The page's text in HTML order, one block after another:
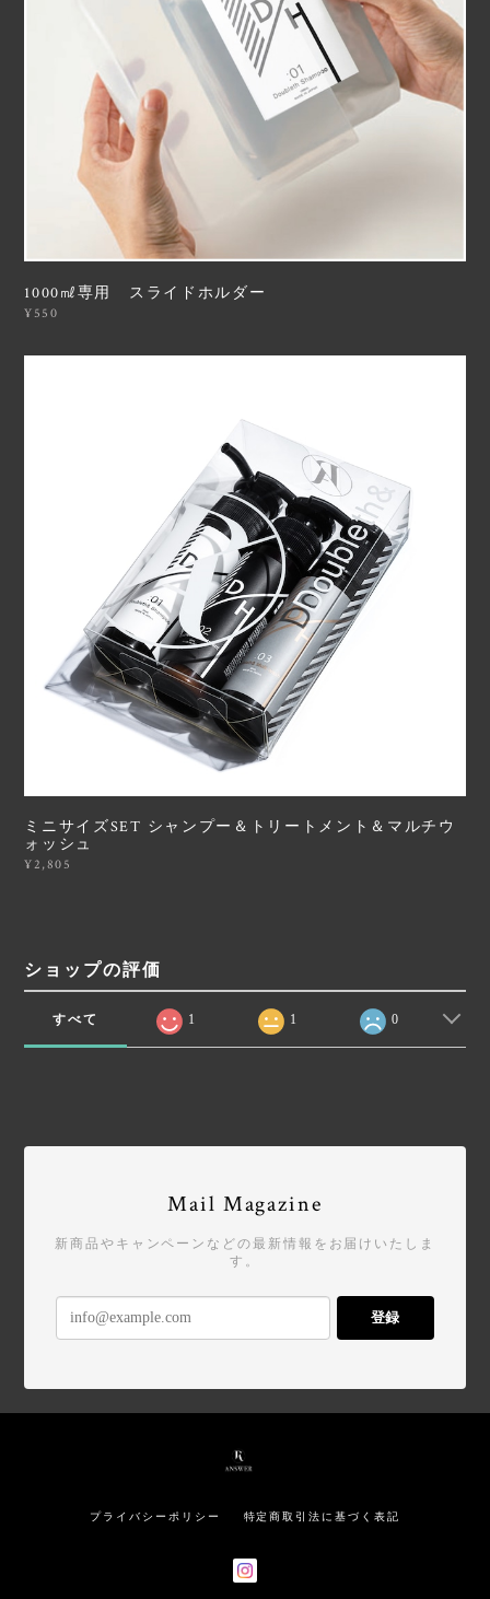
1000㎖専用 スライドホルダー
¥550
ミニサイズSET シャンプー＆トリートメント＆マルチウ
ォッシュ
¥2,805
ショップの評価
すべて 1 1 0
Mail Magazine
新商品やキャンペーンなどの最新情報をお届けいたしま
す。
登録
プライバシーポリシー 特定商取引法に基づく表記